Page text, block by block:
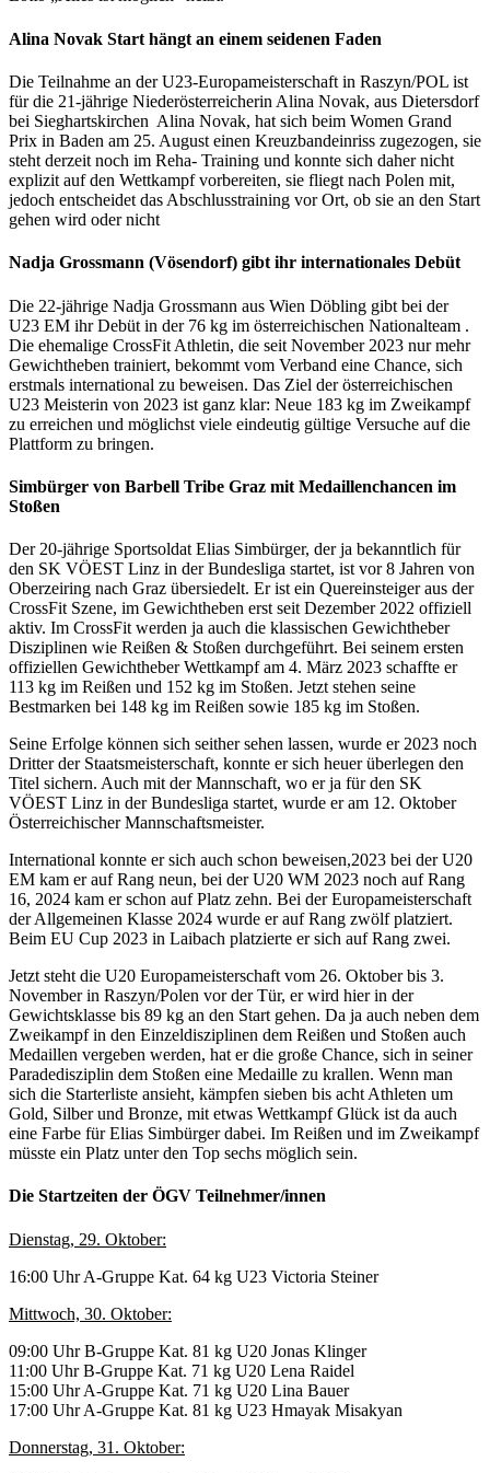
Alina Novak Start hängt an einem seidenen Faden
Die Teilnahme an der U23-Europameisterschaft in Raszyn/POL ist
für die 21-jährige Niederösterreicherin Alina Novak, aus Dietersdorf
bei Sieghartskirchen Alina Novak, hat sich beim Women Grand
Prix in Baden am 25. August einen Kreuzbandeinriss zugezogen, sie
steht derzeit noch im Reha- Training und konnte sich daher nicht
explizit auf den Wettkampf vorbereiten, sie fliegt nach Polen mit,
jedoch entscheidet das Abschlusstraining vor Ort, ob sie an den Start
gehen wird oder nicht
Nadja Grossmann (Vösendorf) gibt ihr internationales Debüt
Die 22-jährige Nadja Grossmann aus Wien Döbling gibt bei der
U23 EM ihr Debüt in der 76 kg im österreichischen Nationalteam .
Die ehemalige CrossFit Athletin, die seit November 2023 nur mehr
Gewichtheben trainiert, bekommt vom Verband eine Chance, sich
erstmals international zu beweisen. Das Ziel der österreichischen
U23 Meisterin von 2023 ist ganz klar: Neue 183 kg im Zweikampf
zu erreichen und möglichst viele eindeutig gültige Versuche auf die
Plattform zu bringen.
Simbürger von Barbell Tribe Graz mit Medaillenchancen im
Stoßen
Der 20-jährige Sportsoldat Elias Simbürger, der ja bekanntlich für
den SK VÖEST Linz in der Bundesliga startet, ist vor 8 Jahren von
Oberzeiring nach Graz übersiedelt. Er ist ein Quereinsteiger aus der
CrossFit Szene, im Gewichtheben erst seit Dezember 2022 offiziell
aktiv. Im CrossFit werden ja auch die klassischen Gewichtheber
Disziplinen wie Reißen & Stoßen durchgeführt. Bei seinem ersten
offiziellen Gewichtheber Wettkampf am 4. März 2023 schaffte er
113 kg im Reißen und 152 kg im Stoßen. Jetzt stehen seine
Bestmarken bei 148 kg im Reißen sowie 185 kg im Stoßen.
Seine Erfolge können sich seither sehen lassen, wurde er 2023 noch
Dritter der Staatsmeisterschaft, konnte er sich heuer überlegen den
Titel sichern. Auch mit der Mannschaft, wo er ja für den SK
VÖEST Linz in der Bundesliga startet, wurde er am 12. Oktober
Österreichischer Mannschaftsmeister.
International konnte er sich auch schon beweisen,2023 bei der U20
EM kam er auf Rang neun, bei der U20 WM 2023 noch auf Rang
16, 2024 kam er schon auf Platz zehn. Bei der Europameisterschaft
der Allgemeinen Klasse 2024 wurde er auf Rang zwölf platziert.
Beim EU Cup 2023 in Laibach platzierte er sich auf Rang zwei.
Jetzt steht die U20 Europameisterschaft vom 26. Oktober bis 3.
November in Raszyn/Polen vor der Tür, er wird hier in der
Gewichtsklasse bis 89 kg an den Start gehen. Da ja auch neben dem
Zweikampf in den Einzeldisziplinen dem Reißen und Stoßen auch
Medaillen vergeben werden, hat er die große Chance, sich in seiner
Paradedisziplin dem Stoßen eine Medaille zu krallen. Wenn man
sich die Starterliste ansieht, kämpfen sieben bis acht Athleten um
Gold, Silber und Bronze, mit etwas Wettkampf Glück ist da auch
eine Farbe für Elias Simbürger dabei. Im Reißen und im Zweikampf
müsste ein Platz unter den Top sechs möglich sein.
Die Startzeiten der ÖGV Teilnehmer/innen
Dienstag, 29. Oktober:
16:00 Uhr A-Gruppe Kat. 64 kg U23 Victoria Steiner
Mittwoch, 30. Oktober:
09:00 Uhr B-Gruppe Kat. 81 kg U20 Jonas Klinger
11:00 Uhr B-Gruppe Kat. 71 kg U20 Lena Raidel
15:00 Uhr A-Gruppe Kat. 71 kg U20 Lina Bauer
17:00 Uhr A-Gruppe Kat. 81 kg U23 Hmayak Misakyan
Donnerstag, 31. Oktober: